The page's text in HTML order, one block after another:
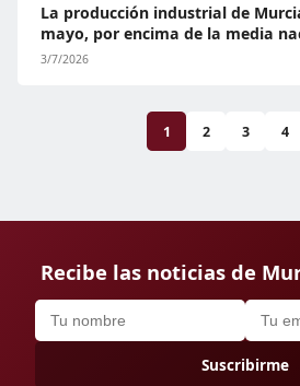
La producción industrial de
mayo, por encima de la media
3/7/2026
1 2 3 4
Recibe las noticias de
Suscribirme